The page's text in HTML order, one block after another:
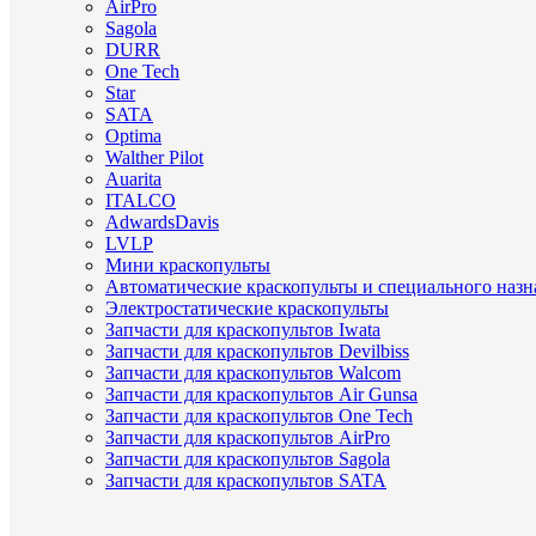
AirPro
Sagola
DURR
One Tech
Star
SATA
Optima
Walther Pilot
Auarita
ITALCO
AdwardsDavis
LVLP
Мини краскопульты
Автоматические краскопульты и специального
Электростатические краскопульты
Запчасти для краскопультов Iwata
Запчасти для краскопультов Devilbiss
Запчасти для краскопультов Walcom
Запчасти для краскопультов Air Gunsa
Запчасти для краскопультов One Tech
Запчасти для краскопультов AirPro
Запчасти для краскопультов Sagola
Запчасти для краскопультов SATA